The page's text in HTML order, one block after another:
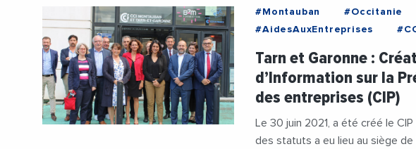
#Montauban #Occitanie
#AidesAuxEntreprises
#Occitanie
Tarn et Garonne :
d’Information sur la
des entreprises (CIP)
Le 30 juin 2021, a été créé le
des statuts a eu lieu au siège